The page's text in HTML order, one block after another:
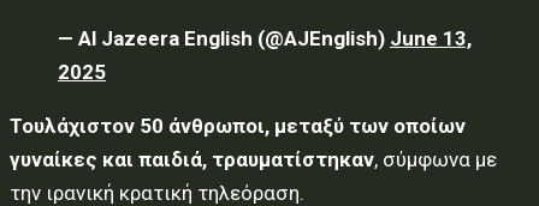
— Al Jazeera English (@AJEnglish) June 13,
2025
Τουλάχιστον 50 άνθρωποι, μεταξύ των οποίων
γυναίκες και παιδιά, τραυματίστηκαν, σύμφωνα με
την ιρανική κρατική τηλεόραση.